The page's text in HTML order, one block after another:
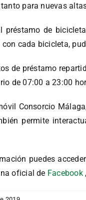
para nuevas
préstamo de
cada bicicleta,
de préstamo
de 07:00 a 23:00
Consorcio
permite
puedes
oficial de Facebook,